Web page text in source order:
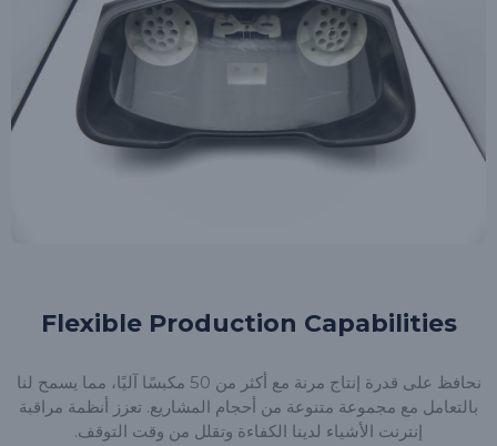
Flexible Production Capabilities
نحافظ على قدرة إنتاج مرنة مع أكثر من 50 مكبسًا آليًا، مما يسمح لنا
بالتعامل مع مجموعة متنوعة من أحجام المشاريع. تعزز أنظمة مراقبة
إنترنت الأشياء لدينا الكفاءة وتقلل من وقت التوقف.